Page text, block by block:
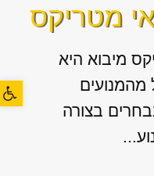
פתח
מטריקס
מיבוא היא
מהמנועים
בצורה